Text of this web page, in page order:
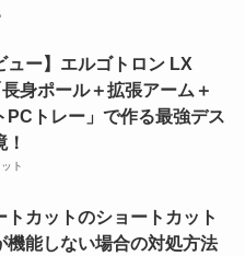
ュー】エルゴトロン LX
身ポール＋拡張アーム＋
PCトレー」で作る最強デス
ト
トカットのショートカット
機能しない場合の対処方法